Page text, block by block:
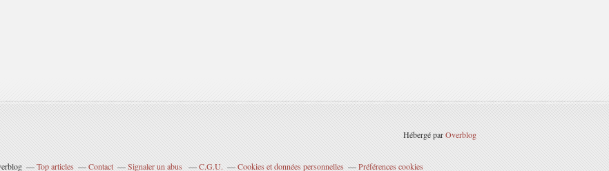
Hébergé parOverblog
Top articles Contact Signaler un abus C.G.U. Cookies et données personnelles Préférences cookies